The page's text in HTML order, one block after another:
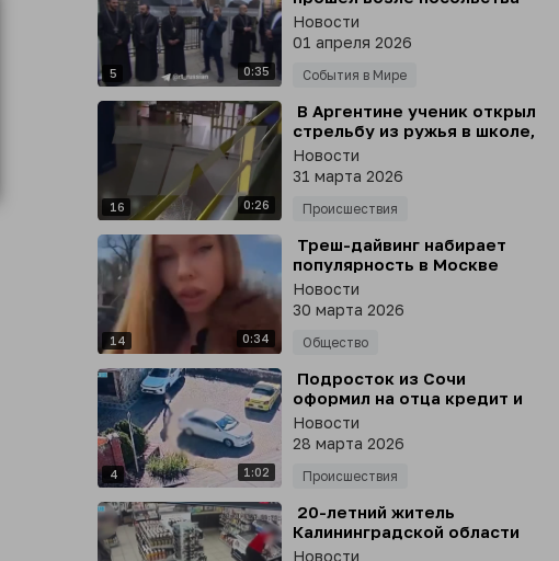
5 0:35
Армении в Москве
Новости
01 апреля 2026
События в Мире
16 0:26
⁣ В Аргентине ученик открыл
стрельбу из ружья в школе,
погиб один подросток, двое
госпитализированы, -
телеканал TN
Новости
31 марта 2026
Происшествия
14 0:34
⁣ Треш-дайвинг набирает
популярность в Москве
Новости
30 марта 2026
Общество
4 1:02
⁣ Подросток из Сочи
оформил на отца кредит и
обчистил сейф по указке
мошенников
Новости
28 марта 2026
Происшествия
⁣ 20-летний житель
Калининградской области
набросился с ножом на
Новости